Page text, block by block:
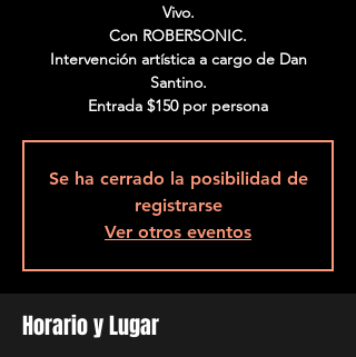
Vivo.
Con ROBERSONIC.
Intervención artística a cargo de Dan
Santino.
Entrada $150 por persona
Se ha cerrado la posibilidad de
registrarse
Ver otros eventos
Horario y Lugar